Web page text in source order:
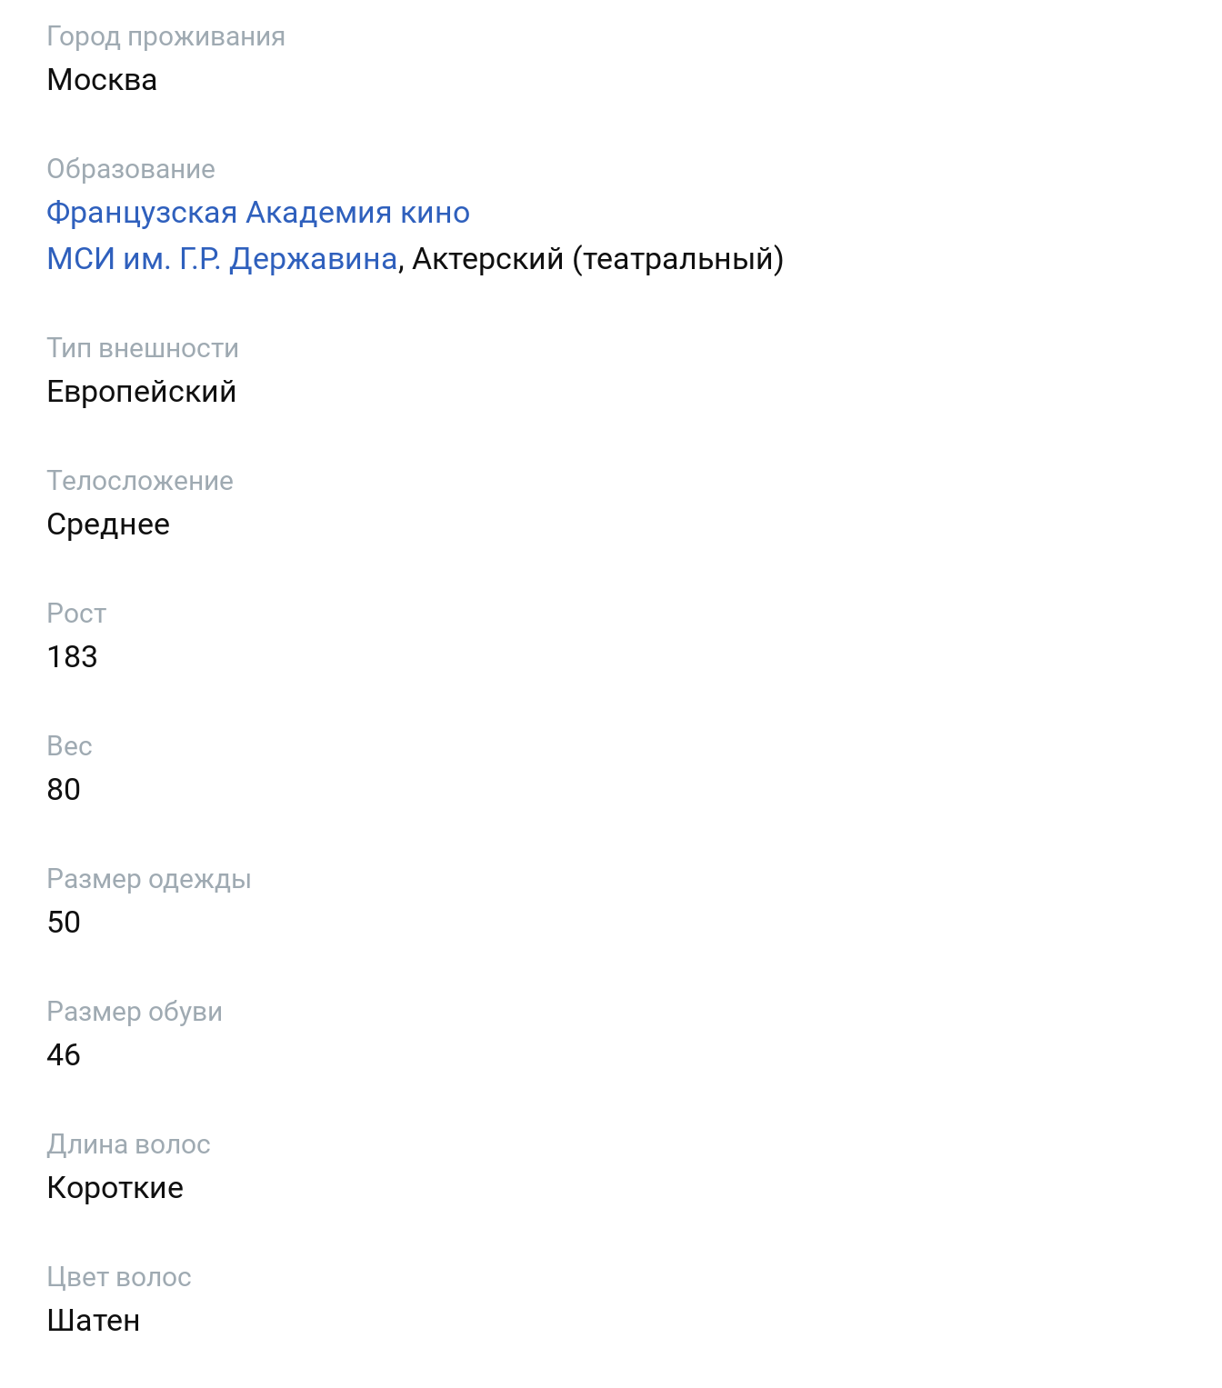
Город проживания
Москва
Образование
Французская Академия кино
МСИ им. Г.Р. Державина, Актерский (театральный)
Тип внешности
Европейский
Телосложение
Среднее
Рост
183
Вес
80
Размер одежды
50
Размер обуви
46
Длина волос
Короткие
Цвет волос
Шатен